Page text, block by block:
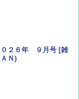
２６年 ９月号 [雑
Ｎ)